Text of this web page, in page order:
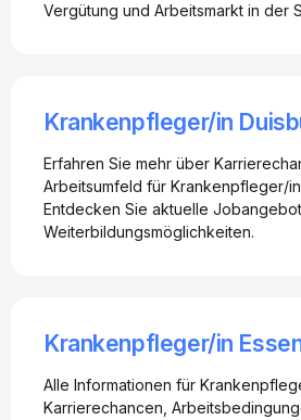
Vergütung und Arbeitsmarkt in der
Krankenpfleger/in
Erfahren Sie mehr über
Arbeitsumfeld für Krankenpfleger/
Entdecken Sie aktuelle
Weiterbildungsmöglichkeiten.
Krankenpfleger/in
Alle Informationen für
Karrierechancen,